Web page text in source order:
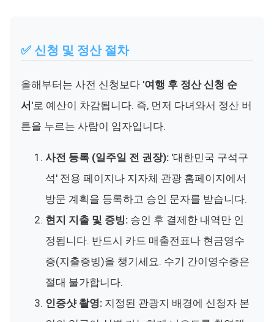
✅ 신청 및 정산 절차
올해부터는 사전 신청보다 '여행 후 정산 신청 순
서'로 예산이 차감됩니다. 즉, 먼저 다녀와서 정산 버
튼을 누르는 사람이 임자입니다.
사전 등록 (일주일 전 권장): '대한민국 구석구
석' 전용 페이지나 지자체 관광 홈페이지에서
방문 계획을 등록하고 승인 문자를 받습니다.
현지 지출 및 증빙: 승인 후 결제한 내역만 인
정됩니다. 반드시 카드 매출전표나 현금영수
증(지출증빙)을 챙기세요. 수기 간이영수증은
절대 불가합니다.
인증샷 촬영: 지정된 관광지 배경에 신청자 본